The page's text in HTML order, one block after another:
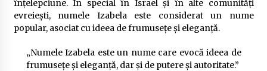
înțelepciune. În special în Israel și în alte comunități
evreiești, numele Izabela este considerat un nume
popular, asociat cu ideea de frumusețe și eleganță.
„Numele Izabela este un nume care evocă ideea de
frumusețe și eleganță, dar și de putere și autoritate.”